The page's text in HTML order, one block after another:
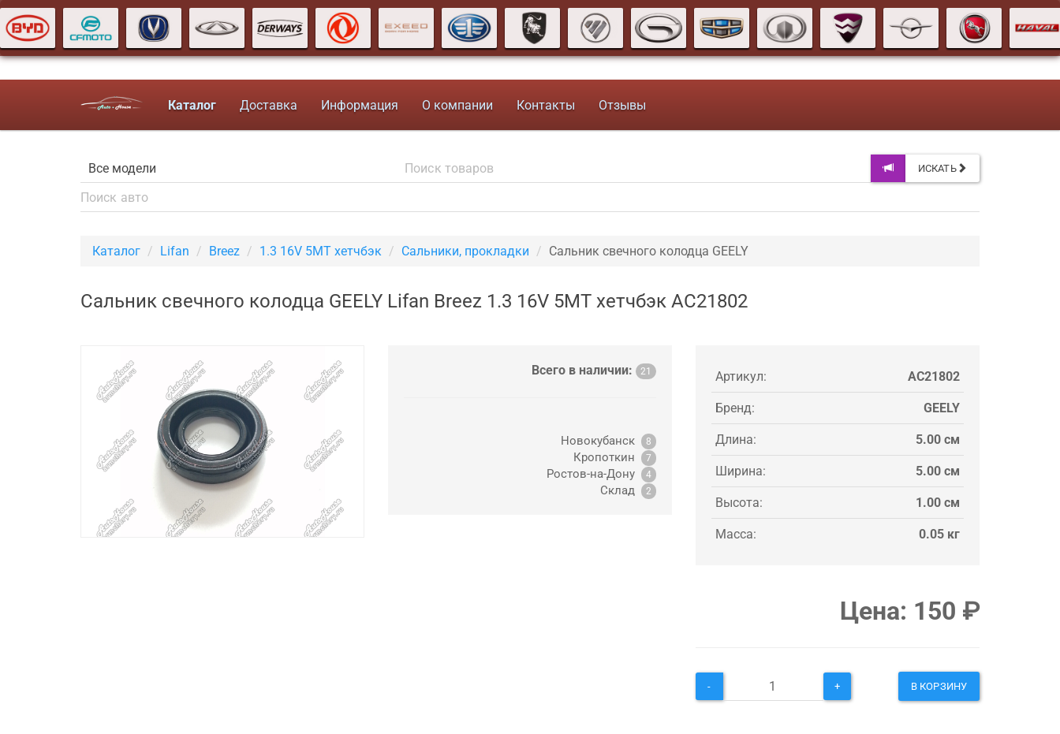
Каталог Доставка Информация О компании Контакты Отзывы
ИСКАТЬ
Каталог Lifan Breez 1.3 16V 5MT хетчбэк Сальники, прокладки Сальник свечного колодца GEELY
Сальник свечного колодца GEELY Lifan Breez 1.3 16V 5MT хетчбэк AC21802
Всего в наличии: 21
Новокубанск 8
Кропоткин 7
Ростов-на-Дону 4
Склад 2
Артикул: AC21802
Бренд: GEELY
Длина: 5.00 см
Ширина: 5.00 см
Высота: 1.00 см
Масса: 0.05 кг
Цена: 150 ₽
- + В КОРЗИНУ